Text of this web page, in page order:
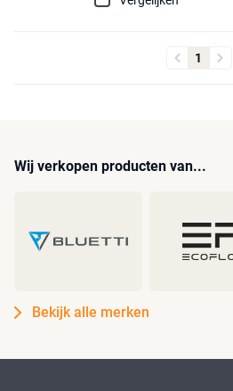
1
Wij verkopen producten van...
Bekijk alle merken